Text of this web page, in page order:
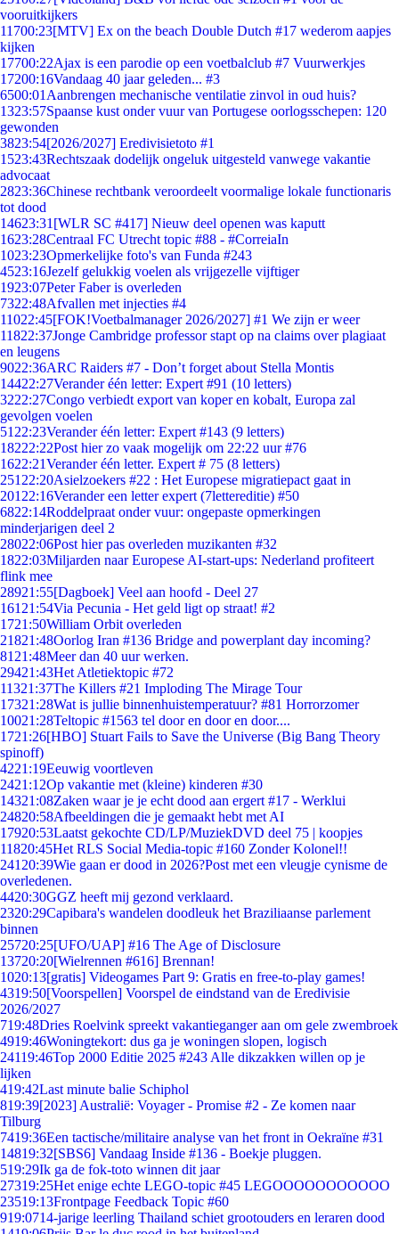
vooruitkijkers
11700:23[MTV] Ex on the beach Double Dutch #17 wederom aapjes
kijken
17700:22Ajax is een parodie op een voetbalclub #7 Vuurwerkjes
17200:16Vandaag 40 jaar geleden... #3
6500:01 Aanbrengen mechanische ventilatie zinvol in oud huis?
1323:57Spaanse kust onder vuur van Portugese oorlogsschepen: 120
gewonden
3823:54[2026/2027] Eredivisietoto #1
1523:43Rechtszaak dodelijk ongeluk uitgesteld vanwege vakantie
advocaat
2823:36Chinese rechtbank veroordeelt voormalige lokale functionaris
tot dood
14623:31 [WLR SC #417] Nieuw deel openen was kaputt
1623:28Centraal FC Utrecht topic #88 - #CorreiaIn
1023:23Opmerkelijke foto's van Funda #243
4523:16Jezelf gelukkig voelen als vrijgezelle vijftiger
1923:07Peter Faber is overleden
7322:48Afvallen met injecties #4
11022:45[FOK!Voetbalmanager 2026/2027] #1 We zijn er weer
11822:37Jonge Cambridge professor stapt op na claims over plagiaat
en leugens
9022:36ARC Raiders #7 - Don’t forget about Stella Montis
14422:27Verander één letter: Expert #91 (10 letters)
3222:27Congo verbiedt export van koper en kobalt, Europa zal
gevolgen voelen
51 22:23Verander één letter: Expert #143 (9 letters)
18222:22Post hier zo vaak mogelijk om 22:22 uur #76
1622:21Verander één letter. Expert # 75 (8 letters)
251 22:20Asielzoekers #22 : Het Europese migratiepact gaat in
201 22:16Verander een letter expert (7lettereditie) #50
6822:14Roddelpraat onder vuur: ongepaste opmerkingen
minderjarigen deel 2
28022:06Post hier pas overleden muzikanten #32
1822:03Miljarden naar Europese AI-start-ups: Nederland profiteert
flink mee
28921:55[Dagboek] Veel aan hoofd - Deel 27
161 21:54Via Pecunia - Het geld ligt op straat! #2
1721:50William Orbit overleden
21821:48Oorlog Iran #136 Bridge and powerplant day incoming?
81 21:48Meer dan 40 uur werken.
29421:43Het Atletiektopic #72
11321:37The Killers #21 Imploding The Mirage Tour
17321:28Wat is jullie binnenhuistemperatuur? #81 Horrorzomer
10021:28Teltopic #1563 tel door en door en door....
1721:26[HBO] Stuart Fails to Save the Universe (Big Bang Theory
spinoff)
4221:19Eeuwig voortleven
2421:12Op vakantie met (kleine) kinderen #30
14321:08Zaken waar je je echt dood aan ergert #17 - Werklui
24820:58Afbeeldingen die je gemaakt hebt met AI
17920:53Laatst gekochte CD/LP/MuziekDVD deel 75 | koopjes
11820:45Het RLS Social Media-topic #160 Zonder Kolonel!!
241 20:39Wie gaan er dood in 2026?Post met een vleugje cynisme de
overledenen.
4420:30GGZ heeft mij gezond verklaard.
2320:29Capibara's wandelen doodleuk het Braziliaanse parlement
binnen
25720:25[UFO/UAP] #16 The Age of Disclosure
13720:20[Wielrennen #616] Brennan!
1020:13[gratis] Videogames Part 9: Gratis en free-to-play games!
4319:50[Voorspellen] Voorspel de eindstand van de Eredivisie
2026/2027
719:48Dries Roelvink spreekt vakantieganger aan om gele zwembroek
4919:46Woningtekort: dus ga je woningen slopen, logisch
24119:46Top 2000 Editie 2025 #243 Alle dikzakken willen op je
lijken
419:42Last minute balie Schiphol
819:39[2023] Australië: Voyager - Promise #2 - Ze komen naar
Tilburg
7419:36Een tactische/militaire analyse van het front in Oekraïne #31
14819:32[SBS6] Vandaag Inside #136 - Boekje pluggen.
519:29Ik ga de fok-toto winnen dit jaar
27319:25Het enige echte LEGO-topic #45 LEGOOOOOOOOOOO
23519:13Frontpage Feedback Topic #60
919:0714-jarige leerling Thailand schiet grootouders en leraren dood